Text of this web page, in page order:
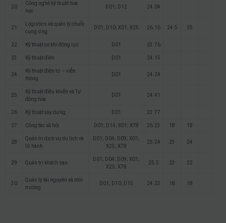
20
Công nghệ kỹ thuật hoá
học
D01; D12 24.04
21
Logistics và quản lý chuỗi
cung ứng
D01; D10; X01; X25 26.16 24.5 25
22 Kỹ thuật cơ khí động lực D01 23.76
23 Kỹ thuật điện D01 24.15
24
Kỹ thuật điện tử – viễn
thông
D01 24.24
25
Kỹ thuật điều khiển và Tự
động hóa
D01 24.41
26 Kỹ thuật xây dựng D01 23.77
27 Công tác xã hội D01; D14; X01; X78 26.23 18 18
28
Quản trị dịch vụ du lịch và
lữ hành
D01; D04; D09; X01;
X25; X78
25.24 23 24
29 Quản trị khách sạn
D01; D04; D09; X01;
X25; X78
25.5 23 22
30
Quản lý tài nguyên và môi
trường
D01; D10; D15 24.23 18 18